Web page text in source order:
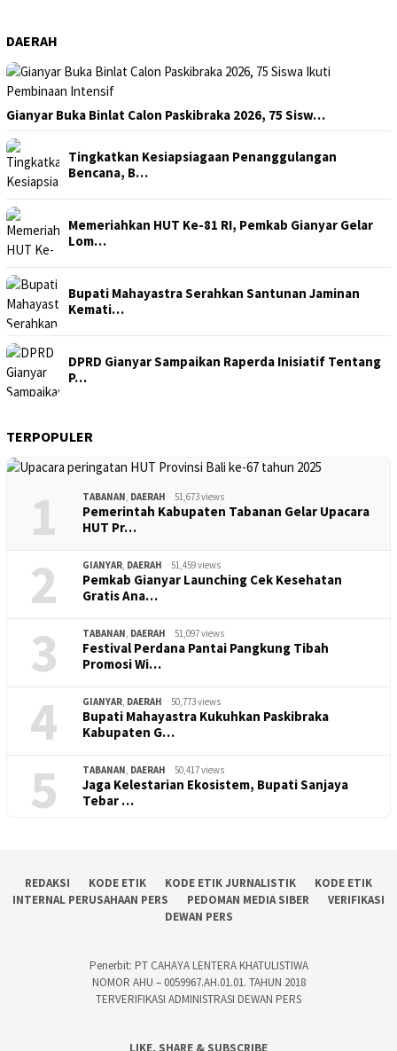
DAERAH
Gianyar Buka Binlat Calon Paskibraka 2026, 75 Sisw…
Tingkatkan Kesiapsiagaan Penanggulangan
Bencana, B…
Memeriahkan HUT Ke-81 RI, Pemkab Gianyar Gelar
Lom…
Bupati Mahayastra Serahkan Santunan Jaminan
Kemati…
DPRD Gianyar Sampaikan Raperda Inisiatif Tentang
P…
TERPOPULER
1 TABANAN, DAERAH 51,673 views
Pemerintah Kabupaten Tabanan Gelar Upacara
HUT Pr…
2 GIANYAR, DAERAH 51,459 views
Pemkab Gianyar Launching Cek Kesehatan
Gratis Ana…
3 TABANAN, DAERAH 51,097 views
Festival Perdana Pantai Pangkung Tibah
Promosi Wi…
4 GIANYAR, DAERAH 50,773 views
Bupati Mahayastra Kukuhkan Paskibraka
Kabupaten G…
5 TABANAN, DAERAH 50,417 views
Jaga Kelestarian Ekosistem, Bupati Sanjaya
Tebar …
REDAKSI KODE ETIK KODE ETIK JURNALISTIK
KODE ETIK
INTERNAL PERUSAHAAN PERS
PEDOMAN MEDIA SIBER
VERIFIKASI
DEWAN PERS
Penerbit: PT CAHAYA LENTERA KHATULISTIWA
NOMOR AHU – 0059967.AH.01.01. TAHUN 2018
TERVERIFIKASI ADMINISTRASI DEWAN PERS
LIKE, SHARE & SUBSCRIBE